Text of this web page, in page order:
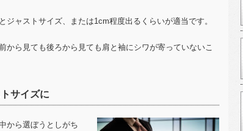
ジャストサイズ、または1cm程度出るくらいが適当です。
から見ても後ろから見ても肩と袖にシワが寄っていないこ
サイズに
から選ぼうとしがち